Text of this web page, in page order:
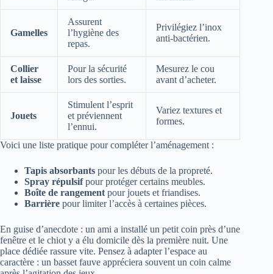
Gamelles
Assurent
l’hygiène des
repas.
Privilégiez l’inox
anti-bactérien.
Collier
et laisse
Pour la sécurité
lors des sorties.
Mesurez le cou
avant d’acheter.
Jouets
Stimulent l’esprit
et préviennent
l’ennui.
Variez textures et
formes.
Voici une liste pratique pour compléter l’aménagement :
Tapis absorbants pour les débuts de la propreté.
Spray répulsifpour protéger certains meubles.
Boîte de rangement pour jouets et friandises.
Barrière pour limiter l’accès à certaines pièces.
En guise d’anecdote : un ami a installé un petit coin près d’une
fenêtre et le chiot y a élu domicile dès la première nuit. Une
place dédiée rassure vite. Pensez à adapter l’espace au
caractère : un basset fauve appréciera souvent un coin calme